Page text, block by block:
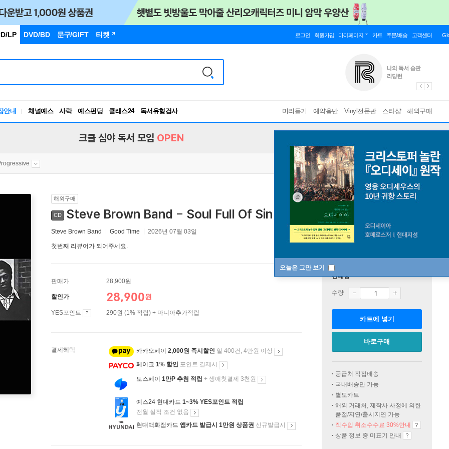
LP DVD/BD 문구/GIFT 티켓 로그인 회원가입 마이페이지 카트 주문/배송 고객센터
안내 채널예스 사락 예스펀딩 클래스24
독서유형검사
RBTI Lab
미리듣기 예약음반 Vinyl전문관 스타샵 해외구매
오늘은 그만 보기
크클 심야 독서 모임 OPEN
해외구매
CD Steve Brown Band - Soul Full Of Sin (CD-R)
Steve Brown Band Good Time 2026년 07월 03일
첫번째 리뷰어가 되어주세요.
판매가 28,900원
할인가 28,900원
YES포인트 290원 (1% 적립) + 마니아추가적립
결제혜택 카카오페이 2,000원 즉시할인 일 400건, 4만원 이상
페이코 1% 할인 포인트 결제시
토스페이 1만P 추첨 적립 + 생애첫결제 3천원
예스24 현대카드 1~3% YES포인트 적립
전월 실적 조건 없음
현대백화점카드 앱카드 발급시 1만원 상품권 신규발급시
판매중
수량
카트에 넣기
바로구매
공급처 직접배송
국내배송만 가능
별도카트
해외 거래처, 제작사 사정에 의한
품절/지연/출시지연 가능
직수입 취소수수료 30%안내
상품 정보 중 미표기 안내